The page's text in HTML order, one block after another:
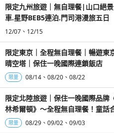
限定九州旅遊｜無自理餐|山口絕
車.星野BEB5連泊.門司港漫旅五日
12/07 12/15
限定東京｜全程無自理餐｜暢遊東
晴空塔｜保住一晚國際連鎖飯店
限量 08/14 08/20 08/22
限定北陸旅遊｜保住一晚國際品牌
林希爾頓》～全程無自理餐！童話
泉五日
限量 08/29 09/02 09/03